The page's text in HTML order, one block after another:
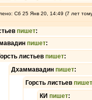
Сб 25 Янв 20, 14:49 (7 лет
пишет:
пишет:
листьев пишет:
Дхаммавадин пишет:
Горсть листьев пишет
КИ пишет: